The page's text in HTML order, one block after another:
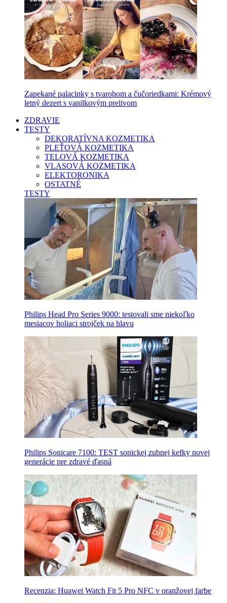
Zapekané palacinky s tvarohom a čučoriedkami: Krémový
letný dezert s vanilkovým prelivom
ZDRAVIE
TESTY
DEKORATÍVNA KOZMETIKA
PLEŤOVÁ KOZMETIKA
TELOVÁ KOZMETIKA
VLASOVÁ KOZMETIKA
ELEKTORONIKA
OSTATNÉ
TESTY
Philips Head Pro Series 9000: testovali sme niekoľko
mesiacov holiaci strojček na hlavu
Philips Sonicare 7100: TEST sonickej zubnej kefky novej
generácie pre zdravé ďasná
Recenzia: Huawei Watch Fit 5 Pro NFC v oranžovej farbe